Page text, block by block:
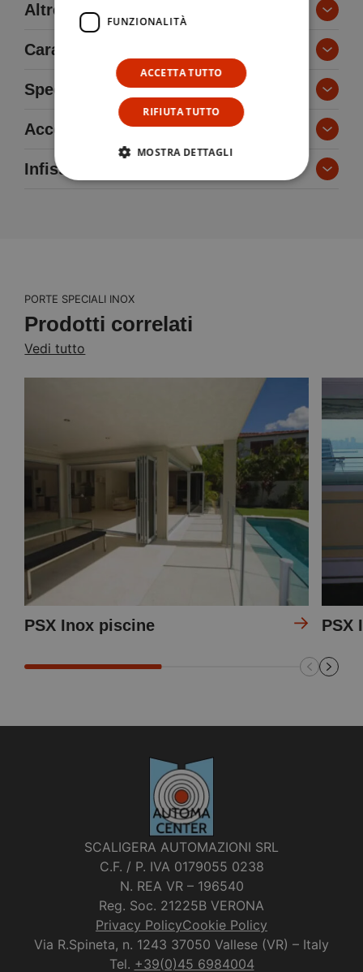
Altre informazioni
Caratteristiche tecniche
Adeguamento
Rilevamento e controllo
Sistema di auto-analisi
Operatività ultra-silenziosa
adattabilità operativa
Meccanismo di sblocco automatico
Dispositivo elettronico di inversione
Specifiche tecniche
da 800 mm a 3000 mm
Accessori di comando
Infissi
PORTE SPECIALI INOX
Prodotti correlati
Vedi tutto
PSX Inox piscine PSX
SCALIGERA AUTOMAZIONI SRL
C.F. / P. IVA 0179055 0238
N. REA VR – 196540
Reg. Soc. 21225B VERONA
Privacy PolicyCookie Policy
Via R.Spineta, n. 1243 37050 Vallese (VR) – Italy
Tel. +39(0)45 6984004
FUNZIONALITÀ
ACCETTA TUTTO
RIFIUTA TUTTO
MOSTRA DETTAGLI